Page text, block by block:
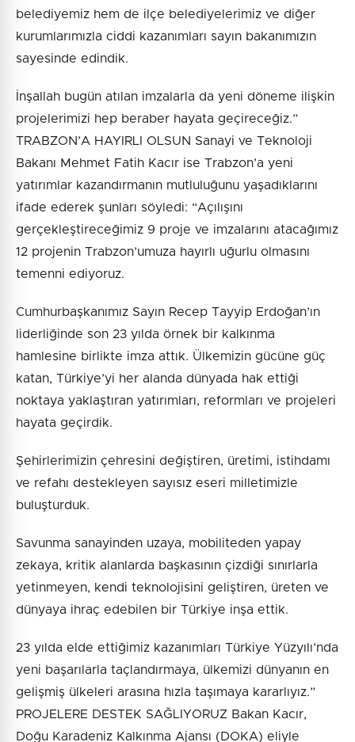
belediyemiz hem de ilçe belediyelerimiz ve diğer
kurumlarımızla ciddi kazanımları sayın bakanımızın
sayesinde edindik.
İnşallah bugün atılan imzalarla da yeni döneme ilişkin
projelerimizi hep beraber hayata geçireceğiz.”
TRABZON’A HAYIRLI OLSUN Sanayi ve Teknoloji
Bakanı Mehmet Fatih Kacır ise Trabzon’a yeni
yatırımlar kazandırmanın mutluluğunu yaşadıklarını
ifade ederek şunları söyledi: “Açılışını
gerçekleştireceğimiz 9 proje ve imzalarını atacağımız
12 projenin Trabzon’umuza hayırlı uğurlu olmasını
temenni ediyoruz.
Cumhurbaşkanımız Sayın Recep Tayyip Erdoğan’ın
liderliğinde son 23 yılda örnek bir kalkınma
hamlesine birlikte imza attık. Ülkemizin gücüne güç
katan, Türkiye’yi her alanda dünyada hak ettiği
noktaya yaklaştıran yatırımları, reformları ve projeleri
hayata geçirdik.
Şehirlerimizin çehresini değiştiren, üretimi, istihdamı
ve refahı destekleyen sayısız eseri milletimizle
buluşturduk.
Savunma sanayinden uzaya, mobiliteden yapay
zekaya, kritik alanlarda başkasının çizdiği sınırlarla
yetinmeyen, kendi teknolojisini geliştiren, üreten ve
dünyaya ihraç edebilen bir Türkiye inşa ettik.
23 yılda elde ettiğimiz kazanımları Türkiye Yüzyılı’nda
yeni başarılarla taçlandırmaya, ülkemizi dünyanın en
gelişmiş ülkeleri arasına hızla taşımaya kararlıyız.”
PROJELERE DESTEK SAĞLIYORUZ Bakan Kacır,
Doğu Karadeniz Kalkınma Ajansı (DOKA) eliyle